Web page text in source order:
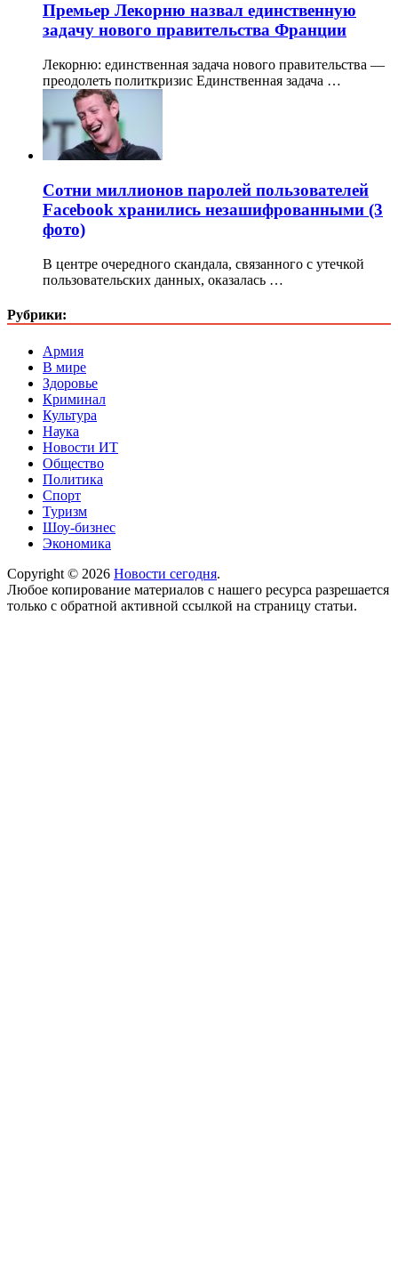
Премьер Лекорню назвал единственную
задачу нового правительства Франции
Лекорню: единственная задача нового правительства —
преодолеть политкризис Единственная задача …
Сотни миллионов паролей пользователей
Facebook хранились незашифрованными (3
фото)
В центре очередного скандала, связанного с утечкой
пользовательских данных, оказалась …
Рубрики:
Армия
В мире
Здоровье
Криминал
Культура
Наука
Новости ИТ
Общество
Политика
Спорт
Туризм
Шоу-бизнес
Экономика
Copyright © 2026 Новости сегодня.
Любое копирование материалов с нашего ресурса разрешается
только с обратной активной ссылкой на страницу статьи.